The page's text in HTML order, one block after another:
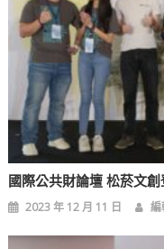
國際公共財論壇 松菸文創
2023 年 12 月 11 日 編